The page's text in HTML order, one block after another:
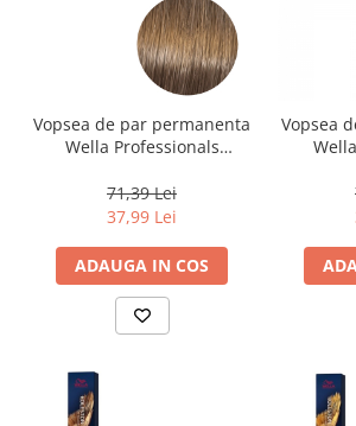
Vopsea de par permanenta
Wella Professionals
Blond Mediu Auriu
Cenusiu, 60 ml
71,39 Lei
37,99 Lei
ADAUGA IN COS
Vopsea
, Blond